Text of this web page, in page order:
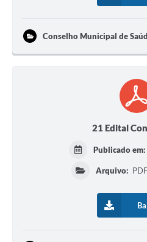
Conselho Municipal de
21 Edital
Publicado em:
Arquivo: